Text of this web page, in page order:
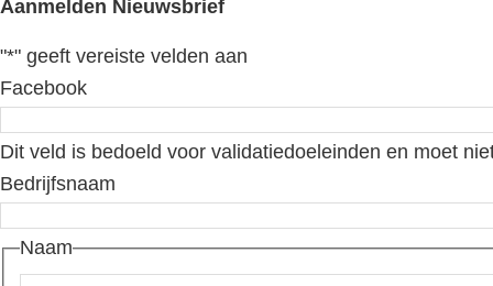
Aanmelden Nieuwsbrief
"*" geeft vereiste velden aan
Facebook
Dit veld is bedoeld voor validatiedoeleinden en moet
Bedrijfsnaam
Naam